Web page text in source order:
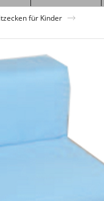
für Kinder